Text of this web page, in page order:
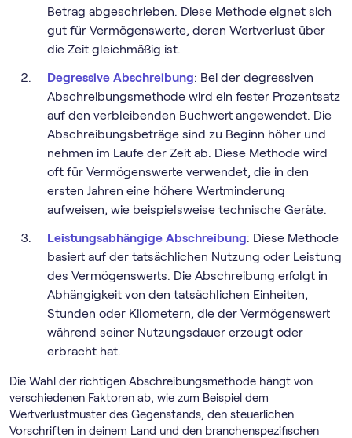
Betrag abgeschrieben. Diese Methode eignet sich
gut für Vermögenswerte, deren Wertverlust über
die Zeit gleichmäßig ist.
Degressive Abschreibung: Bei der degressiven
Abschreibungsmethode wird ein fester Prozentsatz
auf den verbleibenden Buchwert angewendet. Die
Abschreibungsbeträge sind zu Beginn höher und
nehmen im Laufe der Zeit ab. Diese Methode wird
oft für Vermögenswerte verwendet, die in den
ersten Jahren eine höhere Wertminderung
aufweisen, wie beispielsweise technische Geräte.
Leistungsabhängige Abschreibung: Diese Methode
basiert auf der tatsächlichen Nutzung oder Leistung
des Vermögenswerts. Die Abschreibung erfolgt in
Abhängigkeit von den tatsächlichen Einheiten,
Stunden oder Kilometern, die der Vermögenswert
während seiner Nutzungsdauer erzeugt oder
erbracht hat.
Die Wahl der richtigen Abschreibungsmethode hängt von
verschiedenen Faktoren ab, wie zum Beispiel dem
Wertverlustmuster des Gegenstands, den steuerlichen
Vorschriften in deinem Land und den branchenspezifischen